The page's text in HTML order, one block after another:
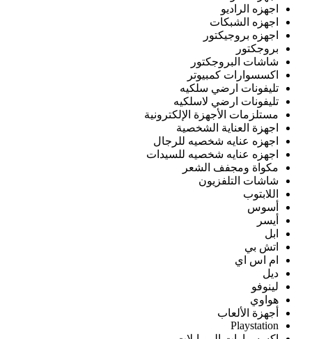
اجهزه الراديو
اجهزه الشبكات
اجهزه بروجيكتور
بروجكتور
شاشات البروجكتور
اكسسوارات كمبيوتر
تليفونات ارضي سلكيه
تليفونات ارضي لاسلكيه
مستلزمات الأجهزة الإلكترونية
اجهزة العناية الشخصية
اجهزه عنايه شخصيه للرجال
اجهزه عنايه شخصيه للسيدات
مكواة ومجفف الشعر
شاشات التلفزيون
اللابتوب
أسوس
أيسر
ابل
اتش بي
ام اس اي
ديل
لينوفو
هواوي
أجهزة الألعاب
Playstation